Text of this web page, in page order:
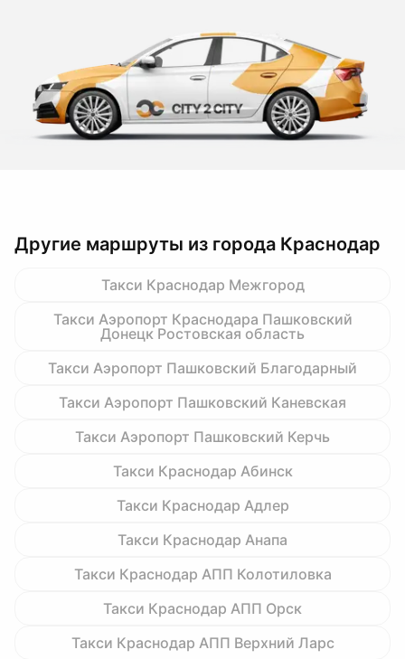
Другие маршруты из города Краснодар
Такси Краснодар Межгород
Такси Аэропорт Краснодара Пашковский
Донецк Ростовская область
Такси Аэропорт Пашковский Благодарный
Такси Аэропорт Пашковский Каневская
Такси Аэропорт Пашковский Керчь
Такси Краснодар Абинск
Такси Краснодар Адлер
Такси Краснодар Анапа
Такси Краснодар АПП Колотиловка
Такси Краснодар АПП Орск
Такси Краснодар АПП Верхний Ларс